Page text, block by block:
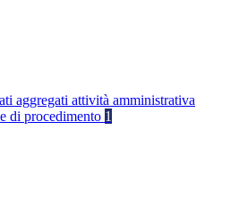
aggregati attività amministrativa
di procedimento 1